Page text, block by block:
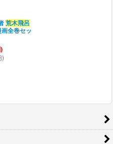
荒木飛呂
全巻セッ
)